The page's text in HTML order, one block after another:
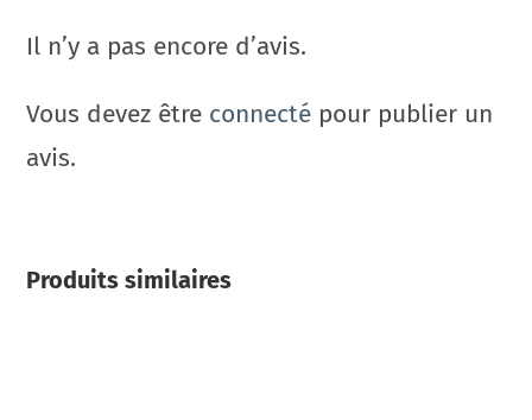
Il n’y a pas encore d’avis.
Vous devez être connecté pour publier un
avis.
Produits similaires